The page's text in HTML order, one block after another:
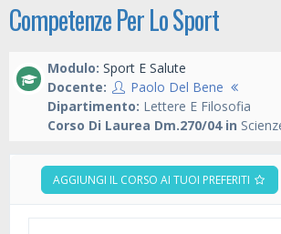
Competenze Per Lo Sport
Modulo: Sport E Salute
Docente:
Paolo Del Bene
Dipartimento: Lettere E Filosofia
Corso Di Laurea Dm.270/04 in
AGGIUNGI IL CORSO AI TUOI PREFERITI